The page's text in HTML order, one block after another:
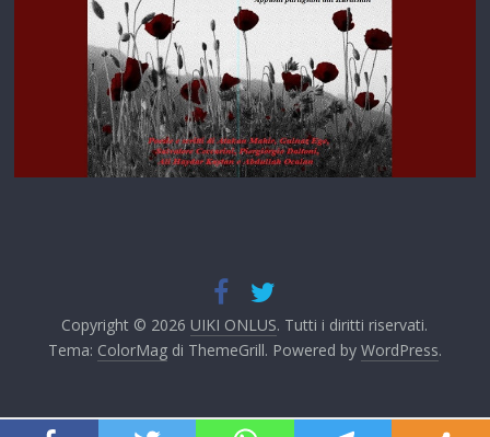
Copyright © 2026 UIKI ONLUS. Tutti i diritti riservati.
Tema: ColorMagdi ThemeGrill. Powered by WordPress.